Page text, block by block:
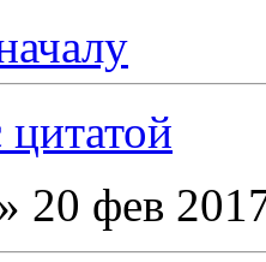
цитатой
20 фев